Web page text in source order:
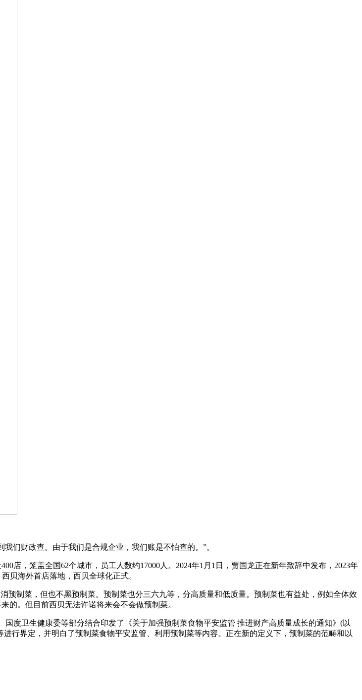
财政查。由于我们是合规企业，我们账是不怕查的。”。
，笼盖全国62个城市，员工人数约17000人。2024年1月1日，贾国龙正在新年致辞中发布，2023年
贝海外首店落地，西贝全球化正式。
制菜，但也不黑预制菜。预制菜也分三六九等，分高质量和低质量。预制菜也有益处，例如全体效
的。但目前西贝无法许诺将来会不会做预制菜。
卫生健康委等部分结合印发了《关于加强预制菜食物平安监管 推进财产高质量成长的通知》(以
行界定，并明白了预制菜食物平安监管、利用预制菜等内容。正在新的定义下，预制菜的范畴和以